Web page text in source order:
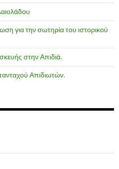
για την σωτηρία του ιστορικού
στην Απιδιά.
Απιδιωτών.